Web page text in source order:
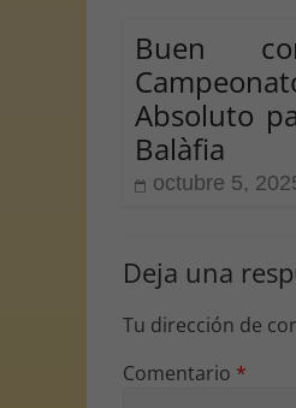
Buen
Absoluto
Balàfia
octubre 5,
Deja una
Tu dirección de
Comentario *